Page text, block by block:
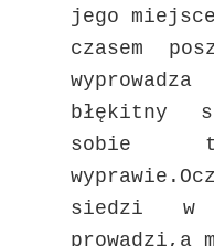
jego
czasem
błękitny
sobie
siedzi
prowadzi,a